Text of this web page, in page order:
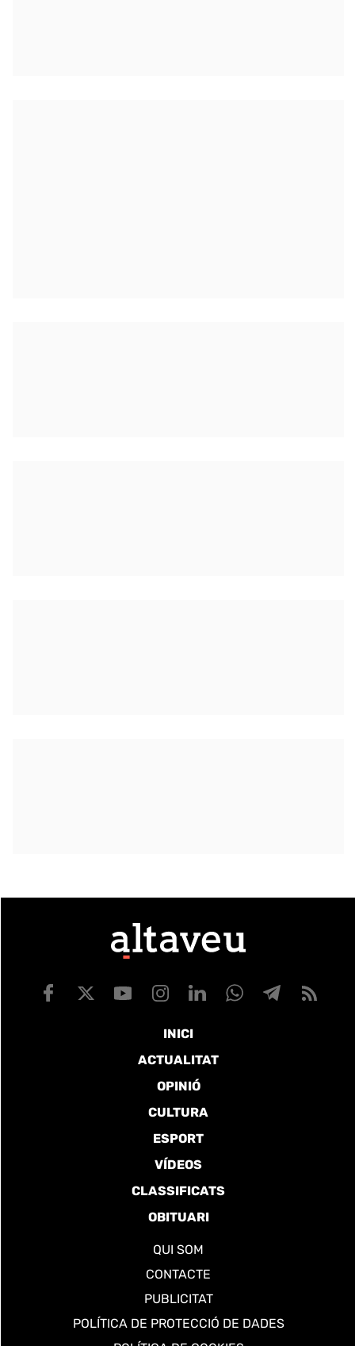
INICI
ACTUALITAT
OPINIÓ
CULTURA
ESPORT
VÍDEOS
CLASSIFICATS
OBITUARI
QUI SOM
CONTACTE
PUBLICITAT
POLÍTICA DE PROTECCIÓ DE DADES